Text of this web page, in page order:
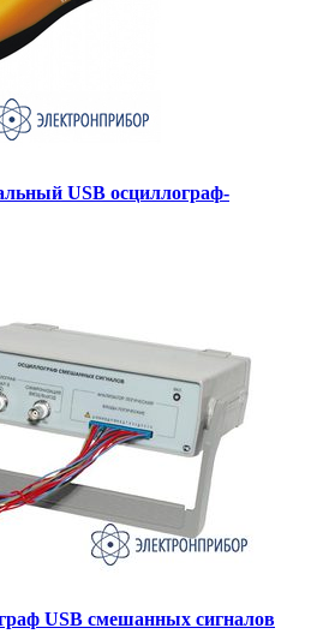
USB осциллограф-
USB смешанных сигналов